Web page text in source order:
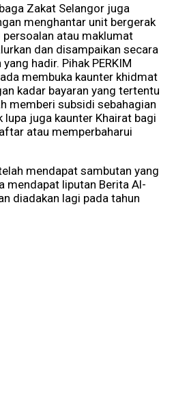
Zakat Selangor juga
menghantar unit bergerak
persoalan atau maklumat
dan disampaikan secara
hadir. Pihak PERKIM
membuka kaunter khidmat
kadar bayaran yang tertentu
memberi subsidi sebahagian
lupa juga kaunter Khairat bagi
atau memperbaharui
mendapat sambutan yang
mendapat liputan Berita Al-
diadakan lagi pada tahun